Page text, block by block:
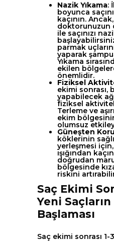
Nazik Yıkama:
boyunca
kaçının.
doktorunuzun
ile saçınızı
parmak
yaparak
Yıkama
ekilen
önemlidir.
Fiziksel
ekimi sonrası,
yapabilecek
fiziksel
Terleme ve
ekim
olumsuz
Güneşten
köklerinin
yerleşmesi
ışığından
doğrudan
bölgesinde
riskini
Saç Ekimi
Yeni Saçların
Başlaması
Saç ekimi sonrası 1-